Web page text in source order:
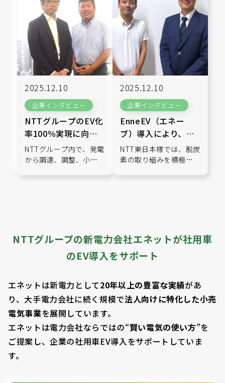
2025.12.10
企業インタビュー
NTTグループのEV化
率100％実現に向け
て『EnneEV®（エネ
ーブ）』の導入を推
NTTグループ内で、発電
から調達、調整、小売
2025.12.10
企業インタビュー
EnneEV（エネー
ブ）導入により、コ
ストを抑制しながら
EV化を推進！温室効
NTT東日本様では、脱炭
素の取り組みを積極的
NTTグループの新電力会社エネットが社用車
のEV導入をサポート
エネットは新電力として20年以上の豊富な実績があ
り、大手電力会社に続く規模で法人向けに特化した小売
電気事業を展開しています。
エネットは電力会社ならではの“賢い電気の使い方”を
ご提案し、企業の社用車EV導入をサポートしていま
す。